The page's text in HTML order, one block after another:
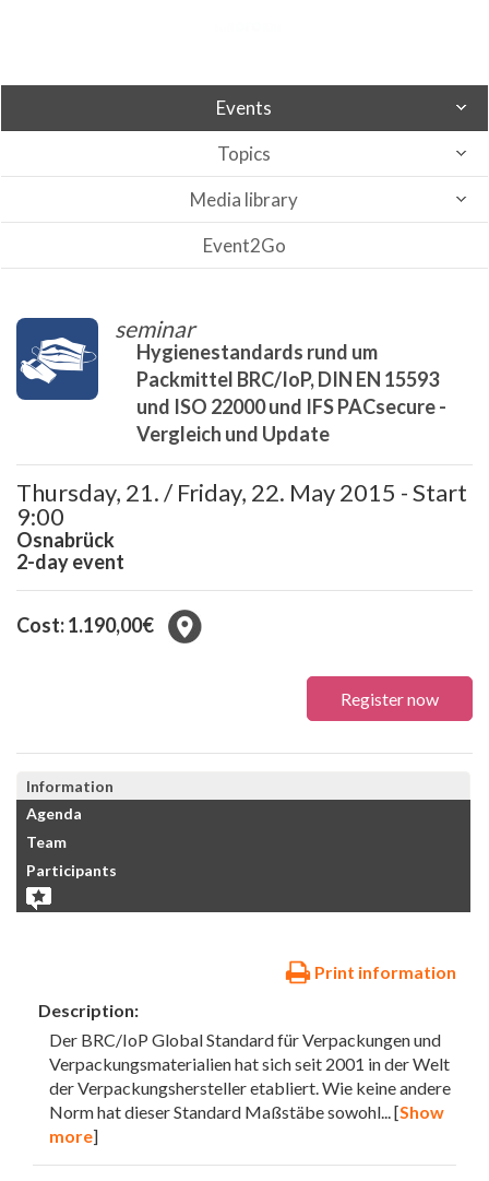
Events
Topics
Media library
Event2Go
seminar
Hygienestandards rund um
Packmittel BRC/IoP, DIN EN 15593
und ISO 22000 und IFS PACsecure -
Vergleich und Update
Thursday, 21. / Friday, 22. May 2015 - Start
9:00
Osnabrück
2-day event
Cost: 1.190,00€
Register now
Information
Agenda
Team
Participants
Print information
Description:
Der BRC/IoP Global Standard für Verpackungen und
Verpackungsmaterialien hat sich seit 2001 in der Welt
der Verpackungshersteller etabliert. Wie keine andere
Norm hat dieser Standard Maßstäbe sowohl... [Show
more]